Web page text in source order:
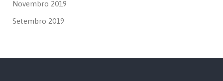
Novembro 2019
Setembro 2019